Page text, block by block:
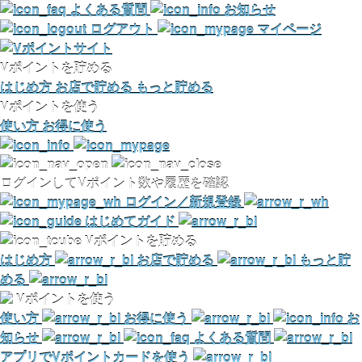
よくある質問
お知らせ
ログアウト
マイページ
Vポイントを貯める
はじめ方 お店で貯める もっと貯める
Vポイントを使う
使い方 お得に使う
ログインしてVポイント数や履歴を確認
ログイン／新規登録
はじめてガイド
Vポイントを貯める
はじめ方
お店で貯める
もっと貯
める
Vポイントを使う
使い方
お得に使う
お
知らせ
よくある質問
アプリでVポイントカードを使う